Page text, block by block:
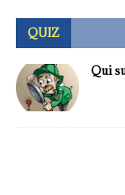
QUIZ
Qui